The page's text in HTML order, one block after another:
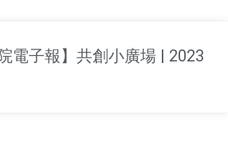
電子報】共創小廣場 | 2023